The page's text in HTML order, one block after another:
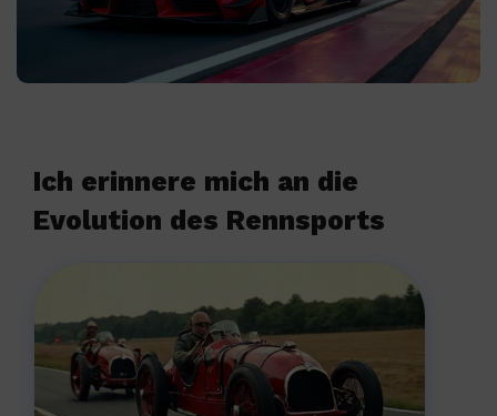
Ich erinnere mich an die
Evolution des Rennsports